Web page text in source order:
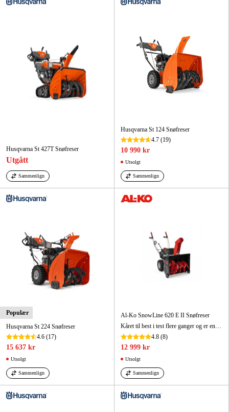
Husqvarna St 427T Snøfreser
Utgått
Sammenlign
Husqvarna St 124 Snøfreser
4.7 (19)
10 990 kr
Utsolgt
Sammenlign
Populær
Husqvarna St 224 Snøfreser
4.6 (17)
15 637 kr
Utsolgt
Sammenlign
Al-Ko SnowLine 620 E II Snøfreser
Kåret til best i test flere ganger og er en av de mest populære snøfreserne i Sverige.
4.8 (8)
12 999 kr
Utsolgt
Sammenlign